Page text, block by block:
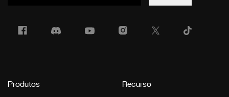
Produtos Recurso